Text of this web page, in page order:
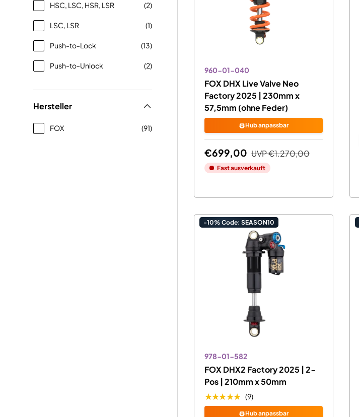
HSC, LSC, HSR, LSR (2)
LSC, LSR (1)
Push-to-Lock (13)
Push-to-Unlock (2)
Hersteller
FOX (91)
960-01-040
FOX DHX Live Valve Neo
Factory 2025 | 230mm x
57,5mm (ohne Feder)
⚙️Hub anpassbar
€699,00 UVP€1.270,00
Fast ausverkauft
-10% Code: SEASON10
978-01-582
FOX DHX2 Factory 2025 | 2-
Pos | 210mm x 50mm
★★★★★ (9)
⚙️Hub anpassbar